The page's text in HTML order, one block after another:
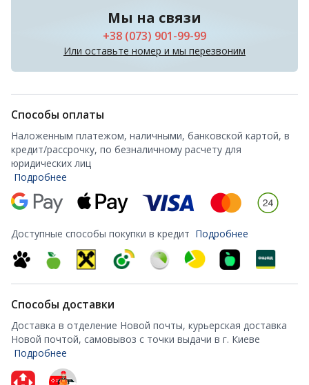
Мы на связи
+38 (073) 901-99-99
Или оставьте номер и мы перезвоним
Способы оплаты
Наложенным платежом, наличными, банковской картой, в
кредит/рассрочку, по безналичному расчету для
юридических лиц
Подробнее
Доступные способы покупки в кредит Подробнее
Способы доставки
Доставка в отделение Новой почты, курьерская доставка
Новой почтой, самовывоз с точки выдачи в г. Киеве
Подробнее